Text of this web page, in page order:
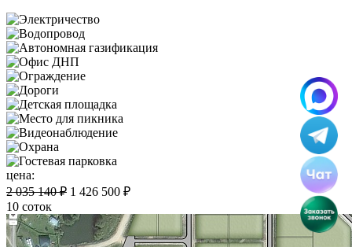
цена:
2 035 140 ₽ 1 426 500 ₽
10 соток